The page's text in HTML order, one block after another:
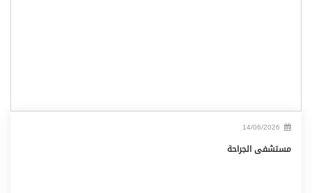
مستشفى الجراحة